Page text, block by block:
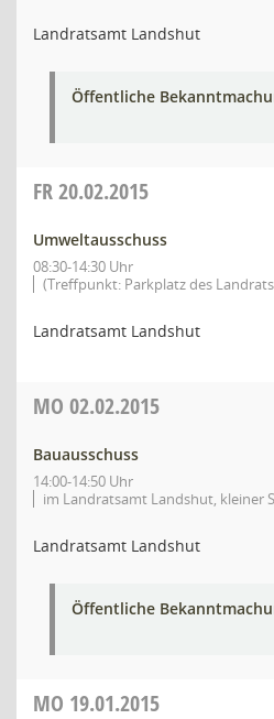
Landratsamt Landshut
Öffentliche
FR20.02.2015
Umweltausschuss
08:30-14:30 Uhr
(Treffpunkt: Parkplatz des
Landratsamt Landshut
MO 02.02.2015
Bauausschuss
14:00-14:50 Uhr
im Landratsamt Landshut, kleiner
Landratsamt Landshut
Öffentliche
MO 19.01.2015